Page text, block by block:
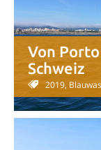
Von
Schweiz
2019,